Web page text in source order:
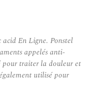
En Ligne. Ponstel
appelés anti-
pour traiter la douleur et
utilisé pour